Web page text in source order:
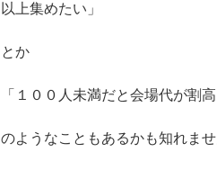
以上集めたい」
とか
「１００人未満だと会場代が割
のようなこともあるかも知れませ